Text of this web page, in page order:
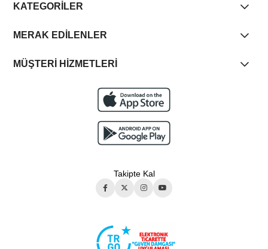
KATEGORİLER
MERAK EDİLENLER
MÜŞTERİ HİZMETLERİ
Takipte Kal